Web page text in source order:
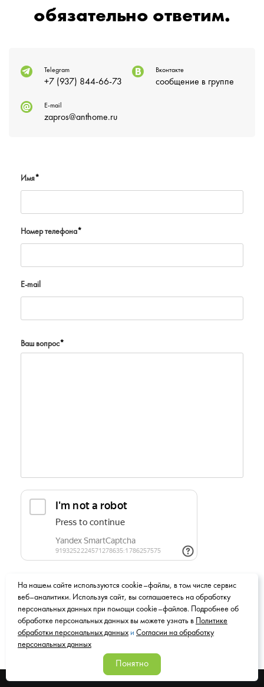
обязательно ответим.
Telegram
+7 (937) 844-66-73
Вконтакте
сообщение в группе
E-mail
zapros@anthome.ru
Имя*
Номер телефона*
E-mail
Ваш вопрос*
Я даюсогласие на обработку персональных данныхна
условияхПолитики обработки персональных данных*
На нашем сайте используются cookie–файлы, в том числе сервис
веб–аналитики. Используя сайт, вы соглашаетесь на обработку
персональных данных при помощи cookie–файлов. Подробнее об
обработке персональных данных вы можете узнать в
Политике
обработки персональных данных и Согласии на обработку
персональных данных
Понятно